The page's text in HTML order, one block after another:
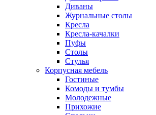
Диваны
Журнальные столы
Кресла
Кресла-качалки
Пуфы
Столы
Стулья
Корпусная мебель
Гостиные
Комоды и тумбы
Молодежные
Прихожие